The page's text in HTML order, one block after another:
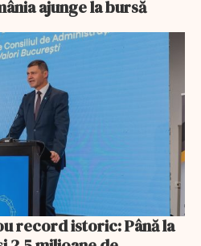
ajunge la bursă
record istoric: Până la